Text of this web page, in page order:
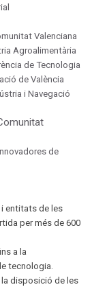
Valenciana
Agroalimentària
de Tecnologia
de València
i Navegació
de
entitats de les
per més de 600
a la
tecnologia.
disposició de les